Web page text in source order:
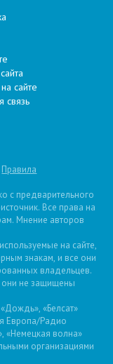
сайте
связь
Правила
с предварительного
Все права на
Мнение авторов
на сайте,
знакам, и все они
владельцев.
они не защищены
«Белсат»
Европа/Радио
«Немецкая волна»
организациями